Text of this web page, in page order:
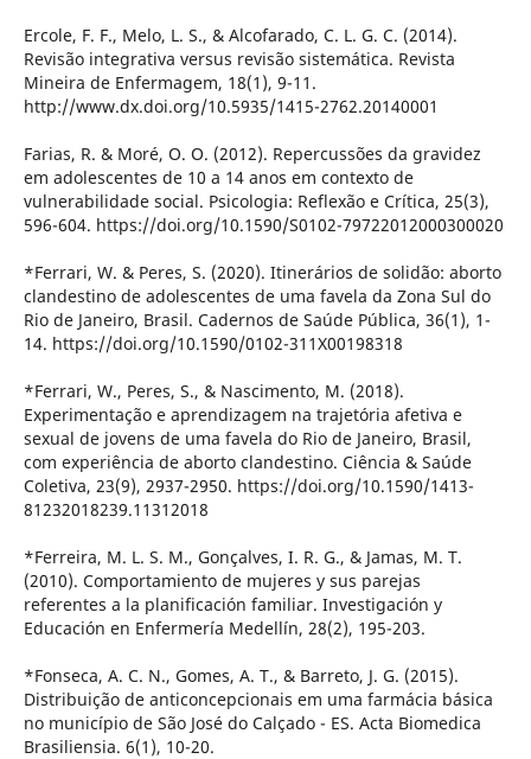
Ercole, F. F., Melo, L. S., & Alcofarado, C. L. G. C. (2014).
Revisão integrativa versus revisão sistemática. Revista
Mineira de Enfermagem, 18(1), 9-11.
http://www.dx.doi.org/10.5935/1415-2762.20140001
Farias, R. & Moré, O. O. (2012). Repercussões da gravidez
em adolescentes de 10 a 14 anos em contexto de
vulnerabilidade social. Psicologia: Reflexão e Crítica, 25(3),
596-604. https://doi.org/10.1590/S0102-79722012000300020
*Ferrari, W. & Peres, S. (2020). Itinerários de solidão: aborto
clandestino de adolescentes de uma favela da Zona Sul do
Rio de Janeiro, Brasil. Cadernos de Saúde Pública, 36(1), 1-
14. https://doi.org/10.1590/0102-311X00198318
*Ferrari, W., Peres, S., & Nascimento, M. (2018).
Experimentação e aprendizagem na trajetória afetiva e
sexual de jovens de uma favela do Rio de Janeiro, Brasil,
com experiência de aborto clandestino. Ciência & Saúde
Coletiva, 23(9), 2937-2950. https://doi.org/10.1590/1413-
81232018239.11312018
*Ferreira, M. L. S. M., Gonçalves, I. R. G., & Jamas, M. T.
(2010). Comportamiento de mujeres y sus parejas
referentes a la planificación familiar. Investigación y
Educación en Enfermería Medellín, 28(2), 195-203.
*Fonseca, A. C. N., Gomes, A. T., & Barreto, J. G. (2015).
Distribuição de anticoncepcionais em uma farmácia básica
no município de São José do Calçado - ES. Acta Biomedica
Brasiliensia. 6(1), 10-20.